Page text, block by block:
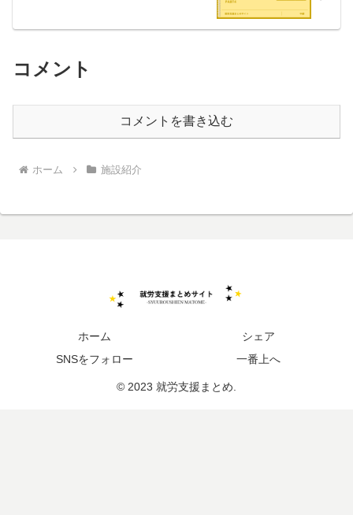
コメント
コメントを書き込む
ホーム 施設紹介
ホーム
シェア
SNSをフォロー
一番上へ
© 2023 就労支援まとめ.